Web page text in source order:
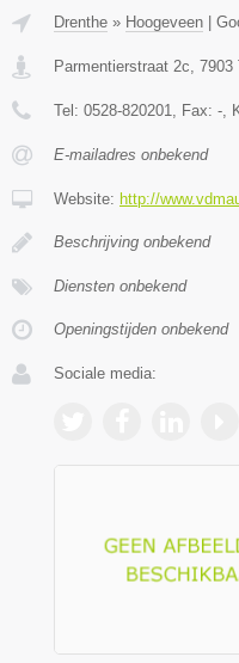
Drenthe » Hoogeveen
Parmentierstraat 2c 7903
Tel: 0528-820201 , Fax: - ,
E-mailadres onbekend
Website: http://
Beschrijving onbekend
Diensten onbekend
Openingstijden onbekend
Sociale media: